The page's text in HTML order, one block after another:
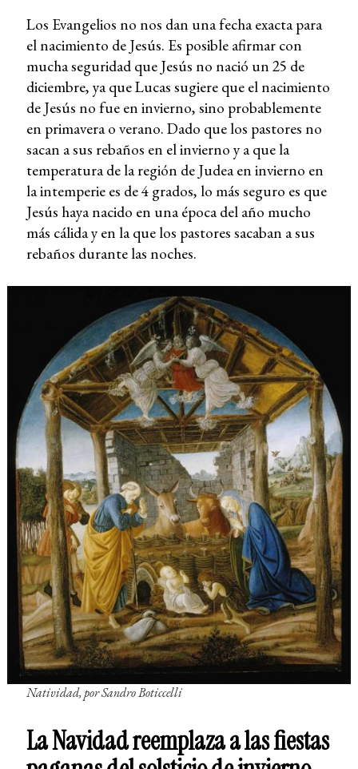
Los Evangelios no nos dan una fecha exacta para
el nacimiento de Jesús. Es posible afirmar con
mucha seguridad que Jesús no nació un 25 de
diciembre, ya que Lucas sugiere que el nacimiento
de Jesús no fue en invierno, sino probablemente
en primavera o verano. Dado que los pastores no
sacan a sus rebaños en el invierno y a que la
temperatura de la región de Judea en invierno en
la intemperie es de 4 grados, lo más seguro es que
Jesús haya nacido en una época del año mucho
más cálida y en la que los pastores sacaban a sus
rebaños durante las noches.
Natividad, por Sandro Boticcelli
La Navidad reemplaza a las fiestas